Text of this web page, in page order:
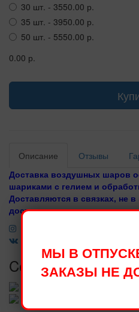
30 шт. - 3550.00 р.
35 шт. - 3950.00 р.
50 шт. - 5550.00 р.
0.00 р.
Описание Отзывы
Доставка воздушных шаров
шариками с гелием и
Доставляются в связках, не в
доставка в пакетах, при
Cопутствующий
МЫ В
ЗАКАЗЫ НЕ